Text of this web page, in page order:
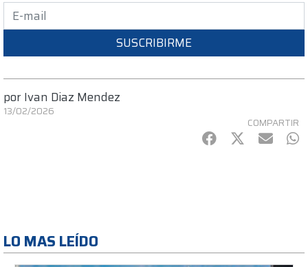
SUSCRIBIRME
por Ivan Diaz Mendez
13/02/2026
COMPARTIR
Facebook
Twitter
mail
LO MAS LEÍDO